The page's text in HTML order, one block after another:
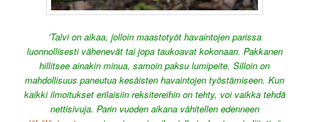
’Talvi on aikaa, jolloin maastotyöt havaintojen parissa
luonnollisesti vähenevät tai jopa taukoavat kokonaan. Pakkanen
hillitsee ainakin minua, samoin paksu lumipeite. Silloin on
mahdollisuus paneutua kesäisten havaintojen työstämiseen. Kun
kaikki ilmoitukset erilaisiin reksitereihin on tehty, voi vaikka tehdä
nettisivuja. Parin vuoden aikana vähitellen edenneen